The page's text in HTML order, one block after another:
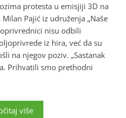
protesta u emisjiji 3D na
Pajić iz udruženja „Naše
nisu odbili
iz hira, već da su
na njegov poziv. „Sastanak
Prihvatili smo prethodni
više